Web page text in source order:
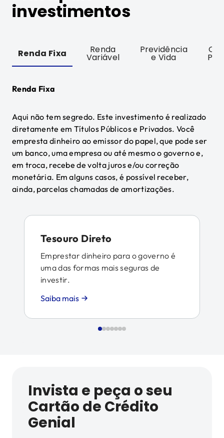
investimentos
Renda Fixa Renda
Variável
Previdência
e Vida
Renda Fixa
Aqui não tem segredo. Este investimento é realizado
diretamente em Títulos Públicos e Privados. Você
empresta dinheiro ao emissor do papel, que pode ser
um banco, uma empresa ou até mesmo o governo e,
em troca, recebe de volta juros e/ou correção
monetária. Em alguns casos, é possível receber,
ainda, parcelas chamadas de amortizações.
Tesouro Direto
Emprestar dinheiro para o governo é
uma das formas mais seguras de
investir.
Saiba mais
Invista e peça o seu
Cartão de Crédito
Genial